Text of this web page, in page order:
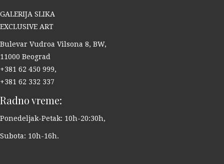
GALERIJA SLIKA
EXCLUSIVE ART
Bulevar Vudroa Vilsona 8, BW,
11000 Beograd
+381 62 450 999,
+381 62 332 337
Radno vreme:
Ponedeljak-Petak: 10h-20:30h,
Subota: 10h-16h.